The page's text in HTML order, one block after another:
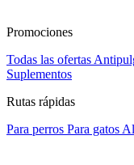
Promociones
Todas las ofertas
Suplementos
Rutas rápidas
Para perros Para gatos